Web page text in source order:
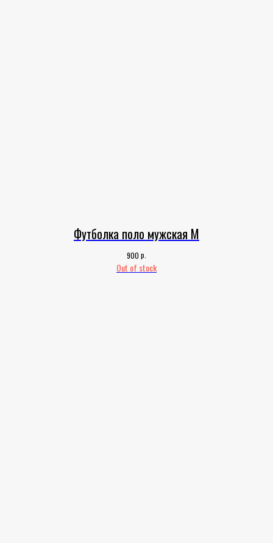
Футболка поло мужская M
900 р.
Out of stock